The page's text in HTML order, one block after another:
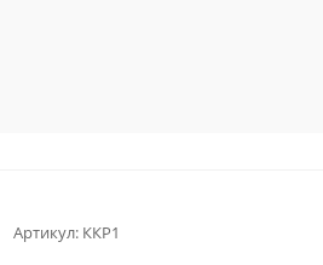
Артикул: ККР1